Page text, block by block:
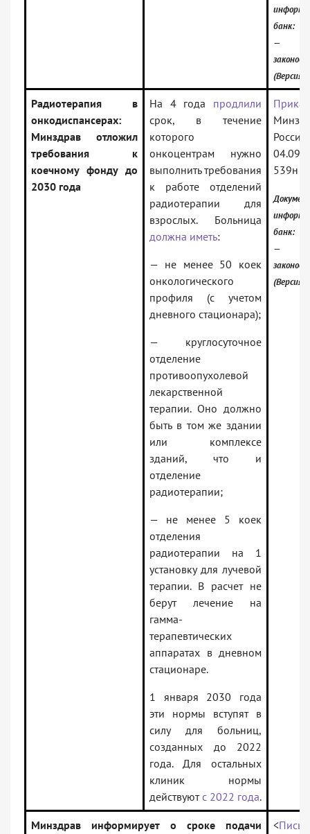
банк:
—
(Версия
Радиотерапия в
онкодиспансерах:
Минздрав отложил
требования к
коечному фонду до
2030 года
На 4 года продлили
срок, в течение
которого
онкоцентрам нужно
выполнить требования
к работе отделений
радиотерапии для
взрослых. Больница
должна иметь:
— не менее 50 коек
онкологического
профиля (с учетом
дневного стационара);
— круглосуточное
отделение
противоопухолевой
лекарственной
терапии. Оно должно
быть в том же здании
или комплексе
зданий, что и
отделение
радиотерапии;
— не менее 5 коек
отделения
радиотерапии на 1
установку для лучевой
терапии. В расчет не
берут лечение на
гамма-
терапевтических
аппаратах в дневном
стационаре.
1 января 2030 года
эти нормы вступят в
силу для больниц,
созданных до 2022
года. Для остальных
клиник нормы
действуютс 2022 года.
Приказ
539н
банк:
—
(Версия
Минздрав информирует о сроке подачи
<